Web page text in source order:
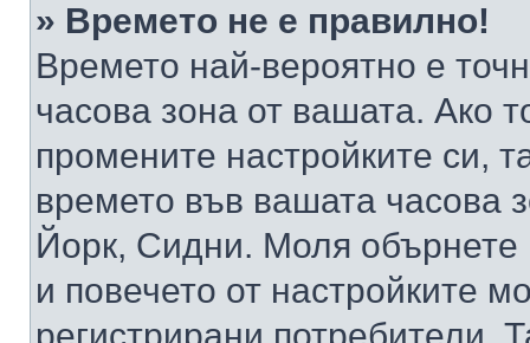
» Времето не е правилно!
Времето най-вероятно е
часова зона от вашата. Ако
промените настройките си,
времето във вашата
Йорк, Сидни. Моля обърнете
и повечето от настройките